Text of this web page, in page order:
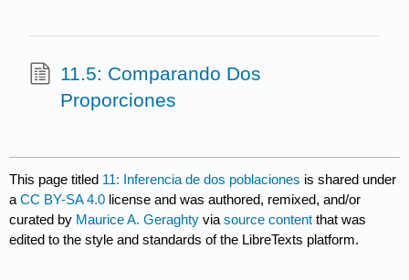
11.5: Comparando Dos
Proporciones
This page titled 11: Inferencia de dos poblaciones is shared under
aCC BY-SA 4.0 license and was authored, remixed, and/or
curated by Maurice A. Geraghty viasource content that was
edited to the style and standards of the LibreTexts platform.